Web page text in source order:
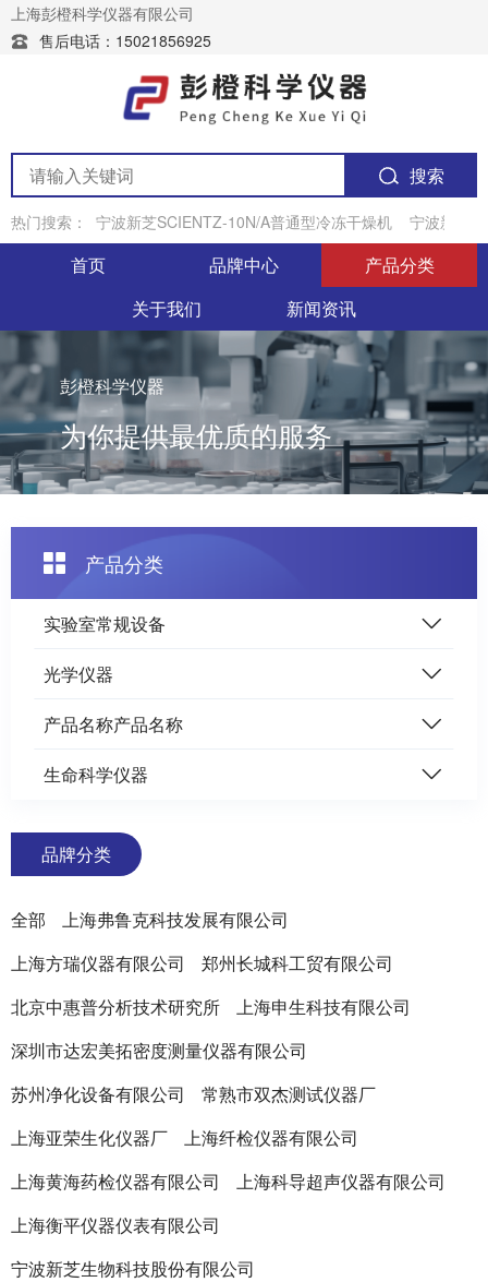
上海彭橙科学仪器有限公司
售后电话：15021856925
搜索
热门搜索： 宁波新芝SCIENTZ-10N/A普通型冷冻干燥机 宁波新芝
首页 品牌中心
产品分类
关于我们
新闻资讯
彭橙科学仪器
为你提供最优质的服务
产品分类
实验室常规设备
光学仪器
产品名称产品名称
生命科学仪器
品牌分类
全部
上海弗鲁克科技发展有限公司
上海方瑞仪器有限公司
郑州长城科工贸有限公司
北京中惠普分析技术研究所
上海申生科技有限公司
深圳市达宏美拓密度测量仪器有限公司
苏州净化设备有限公司
常熟市双杰测试仪器厂
上海亚荣生化仪器厂
上海纤检仪器有限公司
上海黄海药检仪器有限公司
上海科导超声仪器有限公司
上海衡平仪器仪表有限公司
宁波新芝生物科技股份有限公司